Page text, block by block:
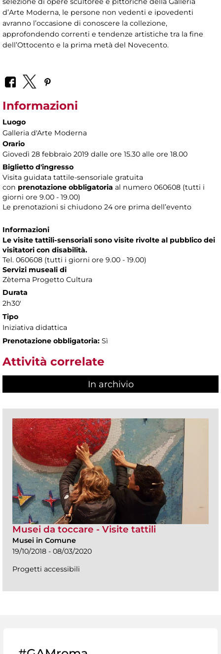
d’Arte Moderna, le persone non vedenti e ipovedenti
avranno l’occasione di conoscere la collezione,
approfondendo correnti e tendenze artistiche tra la fine
dell’Ottocento e la prima metà del Novecento.
Informazioni
Luogo
Galleria d'Arte Moderna
Orario
Giovedì 28 febbraio 2019 dalle ore 15.30 alle ore 18.00
Biglietto d'ingresso
Visita guidata tattile-sensoriale gratuita
con prenotazione obbligatoria al numero 060608 (tutti i
giorni ore 9.00 - 19.00)
Le prenotazioni si chiudono 24 ore prima dell’evento
Informazioni
Le visite tattili-sensoriali sono visite rivolte al pubblico dei
visitatori con disabilità.
Tel. 060608 (tutti i giorni ore 9.00 - 19.00)
Servizi museali di
Zètema Progetto Cultura
Durata
2h30'
Tipo
Iniziativa didattica
Prenotazione obbligatoria: Sì
Attività correlate
In archivio
Musei da toccare - Visite tattili
Musei in Comune
19/10/2018 - 08/03/2020
Progetti accessibili